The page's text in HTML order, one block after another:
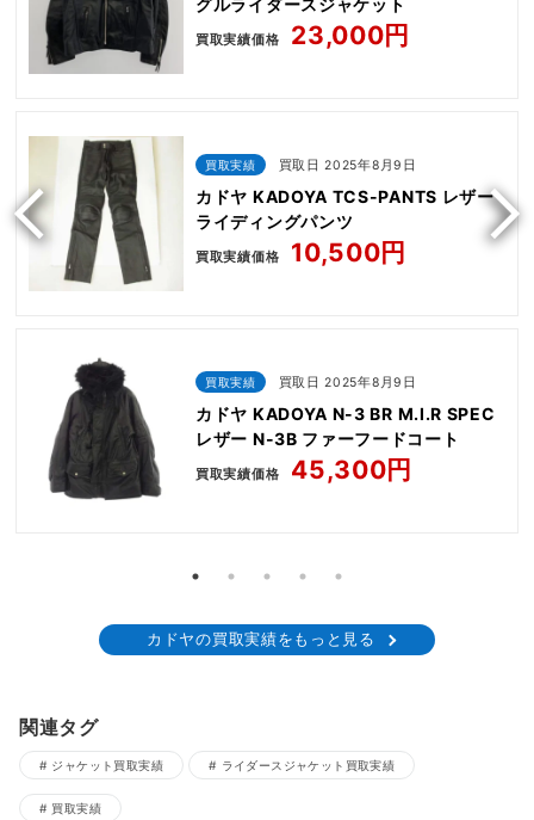
グルライダースジャケット
買取実績価格 23,000円
買取実績 買取日 2025年8月9日
カドヤ KADOYA TCS-PANTS レザー
ライディングパンツ
買取実績価格 10,500円
買取実績 買取日 2025年8月9日
カドヤ KADOYA N-3 BR M.I.R SPEC
レザー N-3B ファーフードコート
買取実績価格 45,300円
カドヤの買取実績をもっと見る
関連タグ
ジャケット買取実績 ライダースジャケット買取実績
買取実績